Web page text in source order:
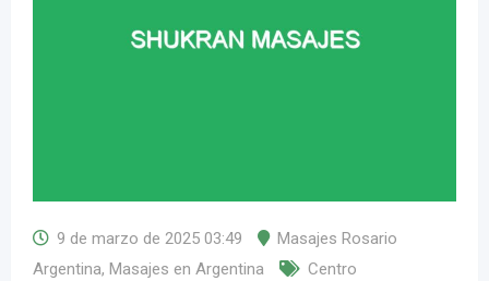
9 de marzo de 2025 03:49
Masajes Rosario
Argentina, Masajes en Argentina
Centro